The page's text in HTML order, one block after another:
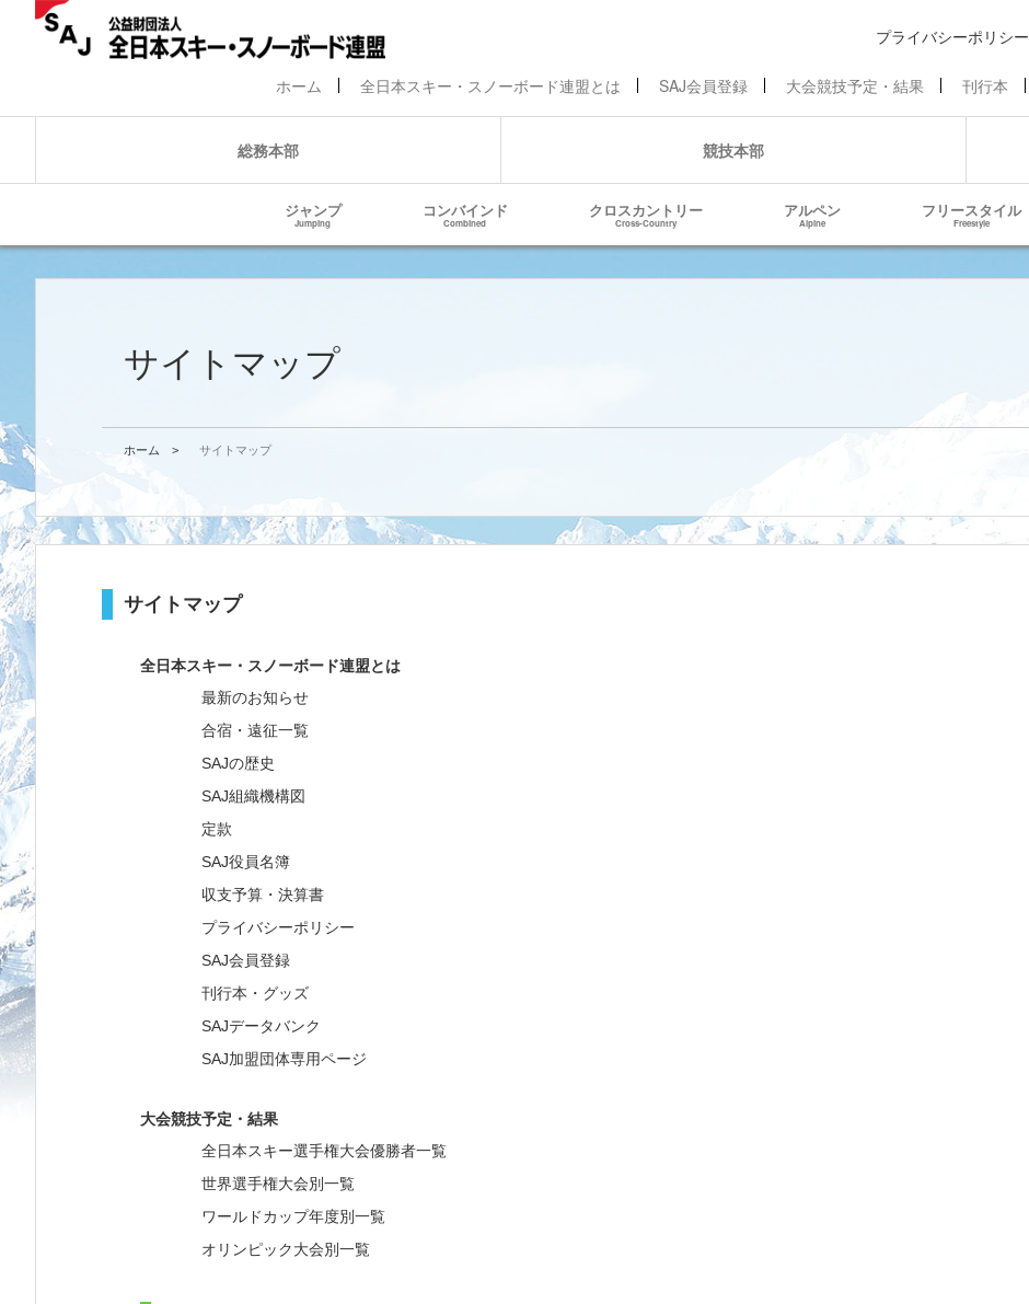
プライバシーポリシー
ホーム 全日本スキー・スノーボード連盟とは SAJ会員登録 大会競技予定・結果 刊行本
総務本部 競技本部
ジャンプ
Jumping
コンバインド
Combined
クロスカントリー
Cross-Country
アルペン
Alpine
フリースタイル
Freestyle
サイトマップ
ホーム > サイトマップ
サイトマップ
全日本スキー・スノーボード連盟とは
最新のお知らせ
合宿・遠征一覧
SAJの歴史
SAJ組織機構図
定款
SAJ役員名簿
収支予算・決算書
プライバシーポリシー
SAJ会員登録
刊行本・グッズ
SAJデータバンク
SAJ加盟団体専用ページ
大会競技予定・結果
全日本スキー選手権大会優勝者一覧
世界選手権大会別一覧
ワールドカップ年度別一覧
オリンピック大会別一覧